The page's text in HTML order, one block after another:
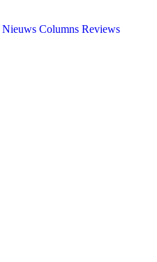
Nieuws Columns Reviews